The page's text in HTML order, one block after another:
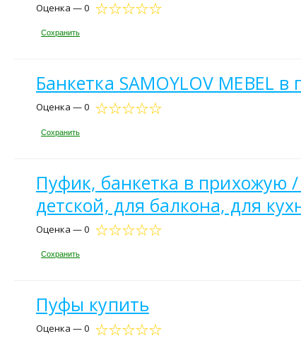
Оценка — 0
Сохранить
Банкетка SAMOYLOV
Оценка — 0
Сохранить
Пуфик, банкетка в прихожую
детской, для балкона, для
Оценка — 0
Сохранить
Пуфы купить
Оценка — 0